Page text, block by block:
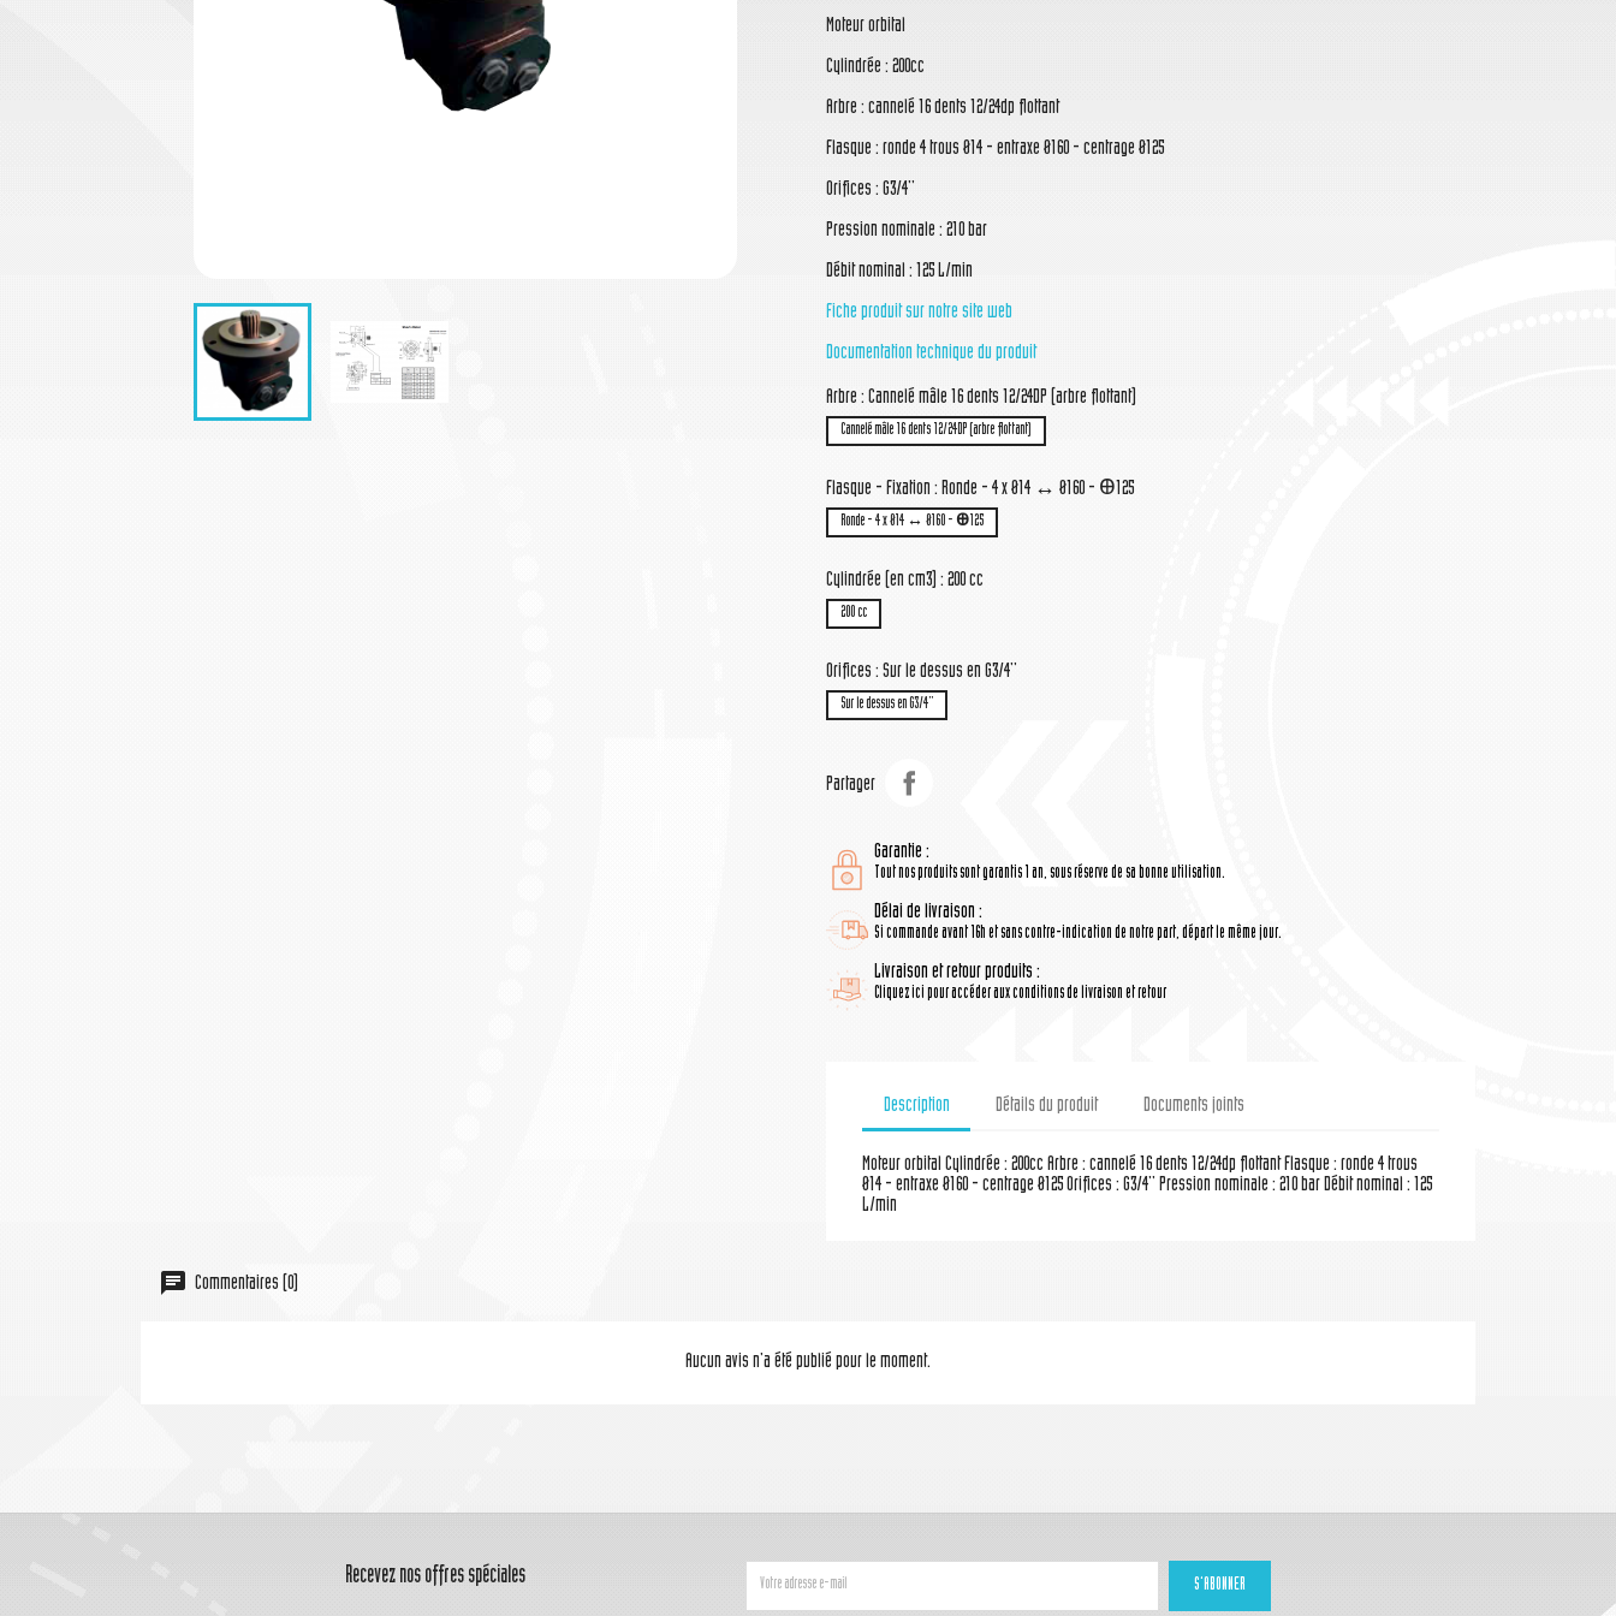
Moteur orbital
Cylindrée : 200cc
Arbre : cannelé 16 dents 12/24dp flottant
Flasque : ronde 4 trous Ø14 - entraxe Ø160 - centrage Ø125
Orifices : G3/4''
Pression nominale : 210 bar
Débit nominal : 125 L/min
Fiche produit sur notre site web
Documentation technique du produit
Arbre : Cannelé mâle 16 dents 12/24DP (arbre flottant)
Cannelé mâle 16 dents 12/24DP (arbre flottant)
Flasque - Fixation : Ronde - 4 x Ø14 ↔ Ø160 - Ꚛ125
Ronde - 4 x Ø14 ↔ Ø160 - Ꚛ125
Cylindrée (en cm3) : 200 cc
200 cc
Orifices : Sur le dessus en G3/4''
Sur le dessus en G3/4''
Partager
Garantie :
Tout nos produits sont garantis 1 an, sous réserve de sa bonne utilisation.
Délai de livraison :
Si commande avant 16h et sans contre-indication de notre part, départ le même jour.
Livraison et retour produits :
Cliquez ici pour accéder aux conditions de livraison et retour
Description Détails du produit Documents joints
Moteur orbital Cylindrée : 200cc Arbre : cannelé 16 dents 12/24dp flottant Flasque : ronde 4 trous
Ø14 - entraxe Ø160 - centrage Ø125 Orifices : G3/4'' Pression nominale : 210 bar Débit nominal : 125
L/min
Commentaires (0)
Aucun avis n'a été publié pour le moment.
Recevez nos offres spéciales